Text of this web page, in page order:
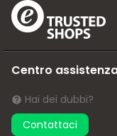
Centro
Hai dei dubbi?
Contattaci